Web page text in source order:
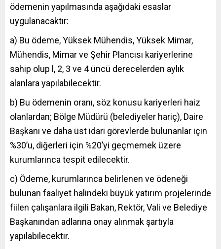
ödemenin yapılmasında aşağıdaki esaslar
uygulanacaktır:
a) Bu ödeme, Yüksek Mühendis, Yüksek Mimar,
Mühendis, Mimar ve Şehir Plancısı kariyerlerine
sahip olup l, 2, 3 ve 4 üncü derecelerden aylık
alanlara yapılabilecektir.
b) Bu ödemenin oranı, söz konusu kariyerleri haiz
olanlardan; Bölge Müdürü (belediyeler hariç), Daire
Başkanı ve daha üst idari görevlerde bulunanlar için
%30’u, diğerleri için %20’yi geçmemek üzere
kurumlarınca tespit edilecektir.
c) Ödeme, kurumlarınca belirlenen ve ödeneği
bulunan faaliyet halindeki büyük yatırım projelerinde
fiilen çalışanlara ilgili Bakan, Rektör, Vali ve Belediye
Başkanından adlarına onay alınmak şartıyla
yapılabilecektir.